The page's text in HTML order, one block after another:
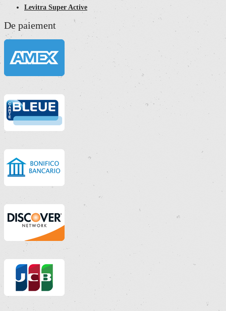
Levitra Super Active
De paiement